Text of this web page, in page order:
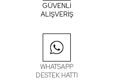
GÜVENLİ
ALIŞVERİŞ
WHATSAPP
DESTEK HATTI